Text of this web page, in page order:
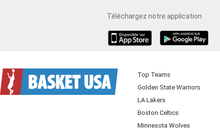
Téléchargez notre application
Top Teams
Golden State Warriors
LA Lakers
Boston Celtics
Minnesota Wolves